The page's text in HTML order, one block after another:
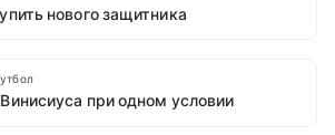
нового защитника
при одном условии